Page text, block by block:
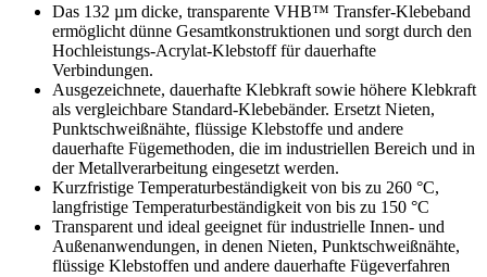
Das 132 µm dicke, transparente VHB™ Transfer-Klebeband
ermöglicht dünne Gesamtkonstruktionen und sorgt durch den
Hochleistungs-Acrylat-Klebstoff für dauerhafte
Verbindungen.
Ausgezeichnete, dauerhafte Klebkraft sowie höhere Klebkraft
als vergleichbare Standard-Klebebänder. Ersetzt Nieten,
Punktschweißnähte, flüssige Klebstoffe und andere
dauerhafte Fügemethoden, die im industriellen Bereich und in
der Metallverarbeitung eingesetzt werden.
Kurzfristige Temperaturbeständigkeit von bis zu 260 °C,
langfristige Temperaturbeständigkeit von bis zu 150 °C
Transparent und ideal geeignet für industrielle Innen- und
Außenanwendungen, in denen Nieten, Punktschweißnähte,
flüssige Klebstoffen und andere dauerhafte Fügeverfahren